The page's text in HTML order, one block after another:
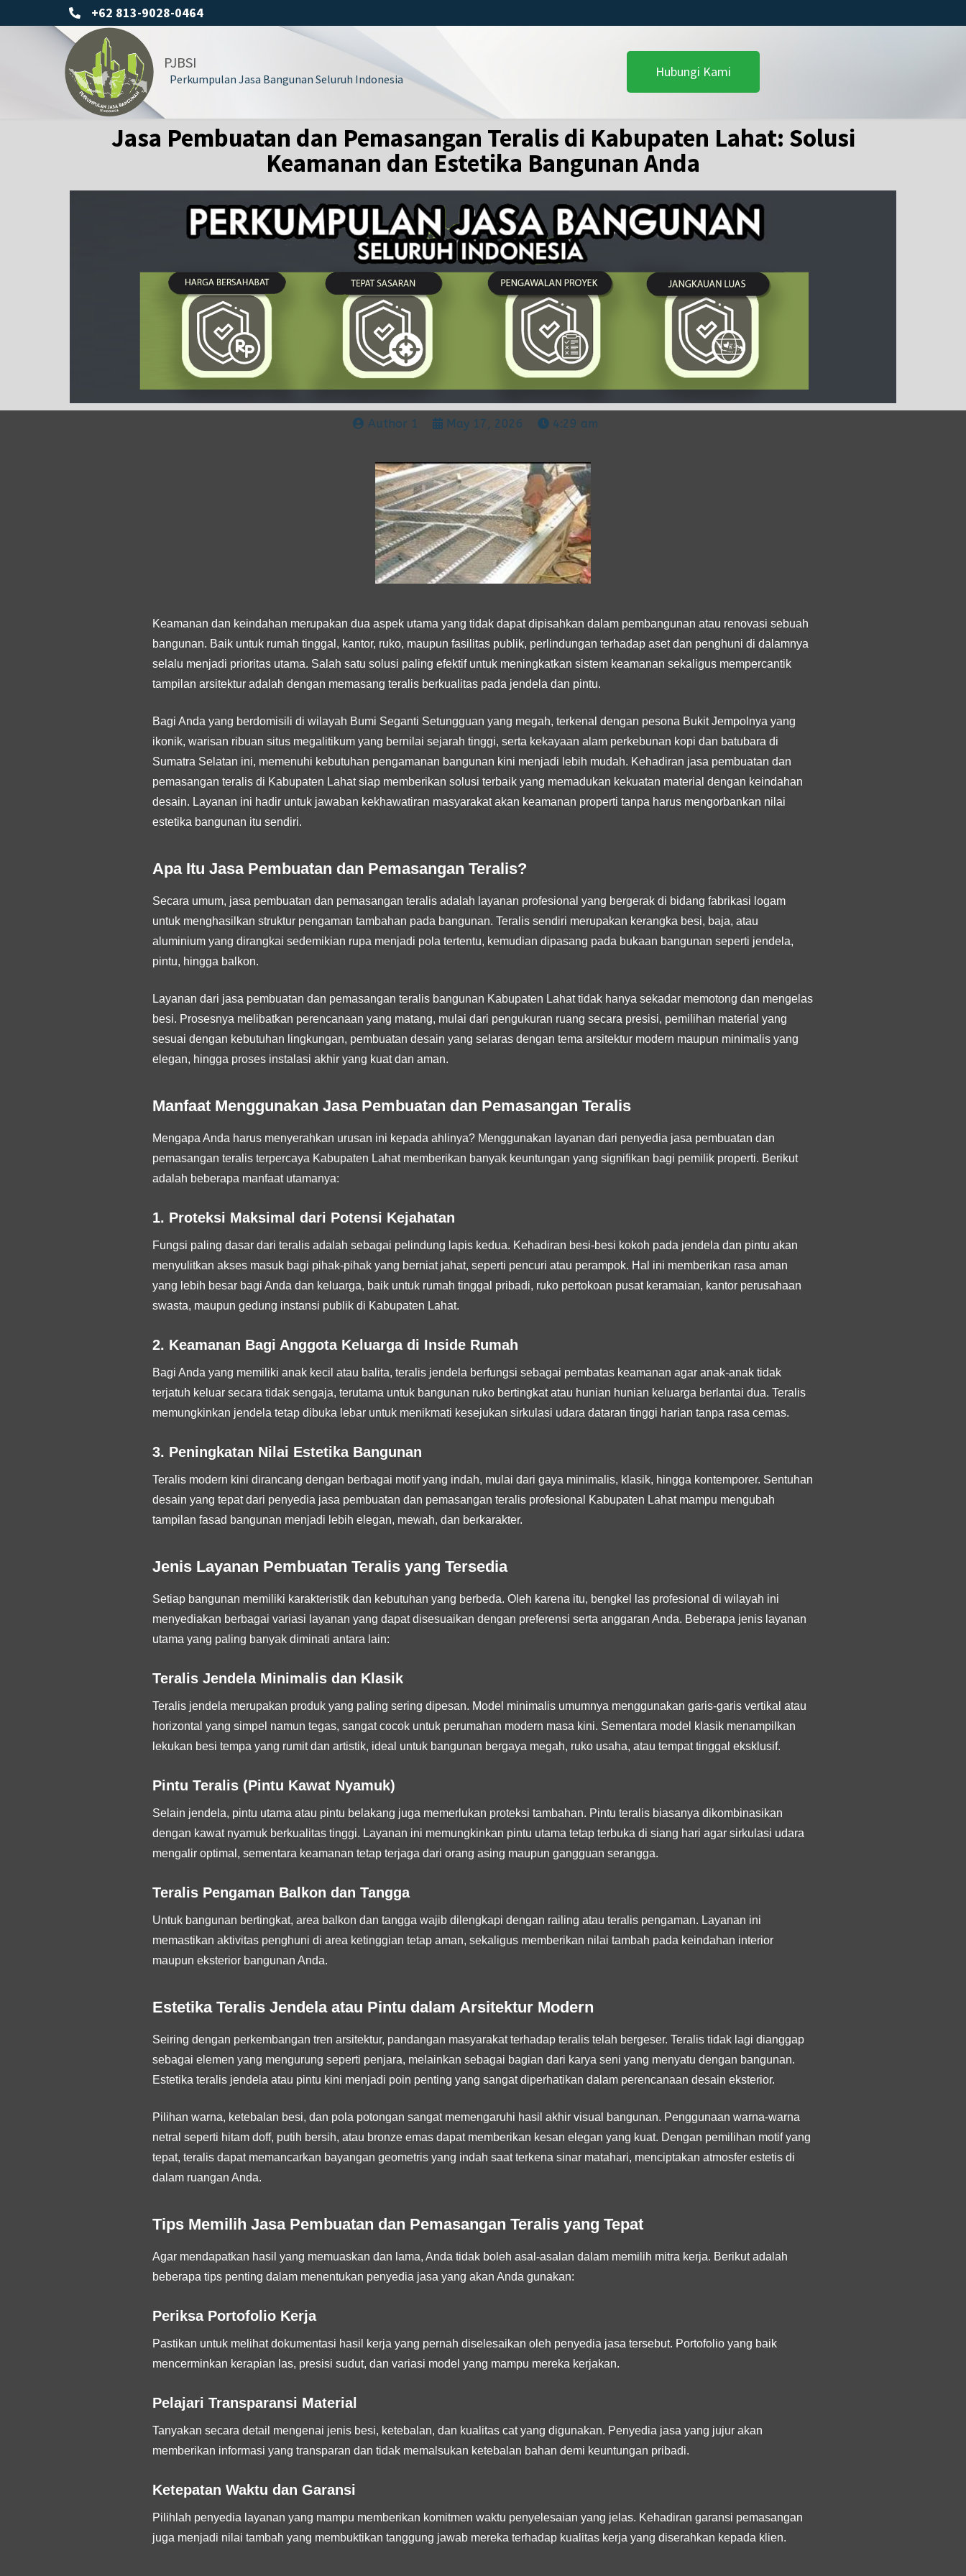
+62 813-9028-0464
PJBSI
Perkumpulan Jasa Bangunan Seluruh Indonesia Hubungi Kami
Jasa Pembuatan dan Pemasangan Teralis di Kabupaten Lahat: Solusi
Keamanan dan Estetika Bangunan Anda
Author 1 May 17, 2026 4:29 am
Keamanan dan keindahan merupakan dua aspek utama yang tidak dapat dipisahkan dalam pembangunan atau renovasi sebuah
bangunan. Baik untuk rumah tinggal, kantor, ruko, maupun fasilitas publik, perlindungan terhadap aset dan penghuni di dalamnya
selalu menjadi prioritas utama. Salah satu solusi paling efektif untuk meningkatkan sistem keamanan sekaligus mempercantik
tampilan arsitektur adalah dengan memasang teralis berkualitas pada jendela dan pintu.
Bagi Anda yang berdomisili di wilayah Bumi Seganti Setungguan yang megah, terkenal dengan pesona Bukit Jempolnya yang
ikonik, warisan ribuan situs megalitikum yang bernilai sejarah tinggi, serta kekayaan alam perkebunan kopi dan batubara di
Sumatra Selatan ini, memenuhi kebutuhan pengamanan bangunan kini menjadi lebih mudah. Kehadiran jasa pembuatan dan
pemasangan teralis di Kabupaten Lahat siap memberikan solusi terbaik yang memadukan kekuatan material dengan keindahan
desain. Layanan ini hadir untuk jawaban kekhawatiran masyarakat akan keamanan properti tanpa harus mengorbankan nilai
estetika bangunan itu sendiri.
Apa Itu Jasa Pembuatan dan Pemasangan Teralis?
Secara umum, jasa pembuatan dan pemasangan teralis adalah layanan profesional yang bergerak di bidang fabrikasi logam
untuk menghasilkan struktur pengaman tambahan pada bangunan. Teralis sendiri merupakan kerangka besi, baja, atau
aluminium yang dirangkai sedemikian rupa menjadi pola tertentu, kemudian dipasang pada bukaan bangunan seperti jendela,
pintu, hingga balkon.
Layanan dari jasa pembuatan dan pemasangan teralis bangunan Kabupaten Lahat tidak hanya sekadar memotong dan mengelas
besi. Prosesnya melibatkan perencanaan yang matang, mulai dari pengukuran ruang secara presisi, pemilihan material yang
sesuai dengan kebutuhan lingkungan, pembuatan desain yang selaras dengan tema arsitektur modern maupun minimalis yang
elegan, hingga proses instalasi akhir yang kuat dan aman.
Manfaat Menggunakan Jasa Pembuatan dan Pemasangan Teralis
Mengapa Anda harus menyerahkan urusan ini kepada ahlinya? Menggunakan layanan dari penyedia jasa pembuatan dan
pemasangan teralis terpercaya Kabupaten Lahat memberikan banyak keuntungan yang signifikan bagi pemilik properti. Berikut
adalah beberapa manfaat utamanya:
1. Proteksi Maksimal dari Potensi Kejahatan
Fungsi paling dasar dari teralis adalah sebagai pelindung lapis kedua. Kehadiran besi-besi kokoh pada jendela dan pintu akan
menyulitkan akses masuk bagi pihak-pihak yang berniat jahat, seperti pencuri atau perampok. Hal ini memberikan rasa aman
yang lebih besar bagi Anda dan keluarga, baik untuk rumah tinggal pribadi, ruko pertokoan pusat keramaian, kantor perusahaan
swasta, maupun gedung instansi publik di Kabupaten Lahat.
2. Keamanan Bagi Anggota Keluarga di Inside Rumah
Bagi Anda yang memiliki anak kecil atau balita, teralis jendela berfungsi sebagai pembatas keamanan agar anak-anak tidak
terjatuh keluar secara tidak sengaja, terutama untuk bangunan ruko bertingkat atau hunian hunian keluarga berlantai dua. Teralis
memungkinkan jendela tetap dibuka lebar untuk menikmati kesejukan sirkulasi udara dataran tinggi harian tanpa rasa cemas.
3. Peningkatan Nilai Estetika Bangunan
Teralis modern kini dirancang dengan berbagai motif yang indah, mulai dari gaya minimalis, klasik, hingga kontemporer. Sentuhan
desain yang tepat dari penyedia jasa pembuatan dan pemasangan teralis profesional Kabupaten Lahat mampu mengubah
tampilan fasad bangunan menjadi lebih elegan, mewah, dan berkarakter.
Jenis Layanan Pembuatan Teralis yang Tersedia
Setiap bangunan memiliki karakteristik dan kebutuhan yang berbeda. Oleh karena itu, bengkel las profesional di wilayah ini
menyediakan berbagai variasi layanan yang dapat disesuaikan dengan preferensi serta anggaran Anda. Beberapa jenis layanan
utama yang paling banyak diminati antara lain:
Teralis Jendela Minimalis dan Klasik
Teralis jendela merupakan produk yang paling sering dipesan. Model minimalis umumnya menggunakan garis-garis vertikal atau
horizontal yang simpel namun tegas, sangat cocok untuk perumahan modern masa kini. Sementara model klasik menampilkan
lekukan besi tempa yang rumit dan artistik, ideal untuk bangunan bergaya megah, ruko usaha, atau tempat tinggal eksklusif.
Pintu Teralis (Pintu Kawat Nyamuk)
Selain jendela, pintu utama atau pintu belakang juga memerlukan proteksi tambahan. Pintu teralis biasanya dikombinasikan
dengan kawat nyamuk berkualitas tinggi. Layanan ini memungkinkan pintu utama tetap terbuka di siang hari agar sirkulasi udara
mengalir optimal, sementara keamanan tetap terjaga dari orang asing maupun gangguan serangga.
Teralis Pengaman Balkon dan Tangga
Untuk bangunan bertingkat, area balkon dan tangga wajib dilengkapi dengan railing atau teralis pengaman. Layanan ini
memastikan aktivitas penghuni di area ketinggian tetap aman, sekaligus memberikan nilai tambah pada keindahan interior
maupun eksterior bangunan Anda.
Estetika Teralis Jendela atau Pintu dalam Arsitektur Modern
Seiring dengan perkembangan tren arsitektur, pandangan masyarakat terhadap teralis telah bergeser. Teralis tidak lagi dianggap
sebagai elemen yang mengurung seperti penjara, melainkan sebagai bagian dari karya seni yang menyatu dengan bangunan.
Estetika teralis jendela atau pintu kini menjadi poin penting yang sangat diperhatikan dalam perencanaan desain eksterior.
Pilihan warna, ketebalan besi, dan pola potongan sangat memengaruhi hasil akhir visual bangunan. Penggunaan warna-warna
netral seperti hitam doff, putih bersih, atau bronze emas dapat memberikan kesan elegan yang kuat. Dengan pemilihan motif yang
tepat, teralis dapat memancarkan bayangan geometris yang indah saat terkena sinar matahari, menciptakan atmosfer estetis di
dalam ruangan Anda.
Tips Memilih Jasa Pembuatan dan Pemasangan Teralis yang Tepat
Agar mendapatkan hasil yang memuaskan dan lama, Anda tidak boleh asal-asalan dalam memilih mitra kerja. Berikut adalah
beberapa tips penting dalam menentukan penyedia jasa yang akan Anda gunakan:
Periksa Portofolio Kerja
Pastikan untuk melihat dokumentasi hasil kerja yang pernah diselesaikan oleh penyedia jasa tersebut. Portofolio yang baik
mencerminkan kerapian las, presisi sudut, dan variasi model yang mampu mereka kerjakan.
Pelajari Transparansi Material
Tanyakan secara detail mengenai jenis besi, ketebalan, dan kualitas cat yang digunakan. Penyedia jasa yang jujur akan
memberikan informasi yang transparan dan tidak memalsukan ketebalan bahan demi keuntungan pribadi.
Ketepatan Waktu dan Garansi
Pilihlah penyedia layanan yang mampu memberikan komitmen waktu penyelesaian yang jelas. Kehadiran garansi pemasangan
juga menjadi nilai tambah yang membuktikan tanggung jawab mereka terhadap kualitas kerja yang diserahkan kepada klien.